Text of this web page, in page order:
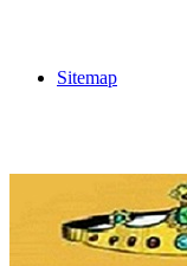
Sitemap